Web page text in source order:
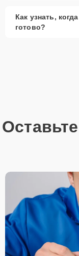
Как узнать,
готово?